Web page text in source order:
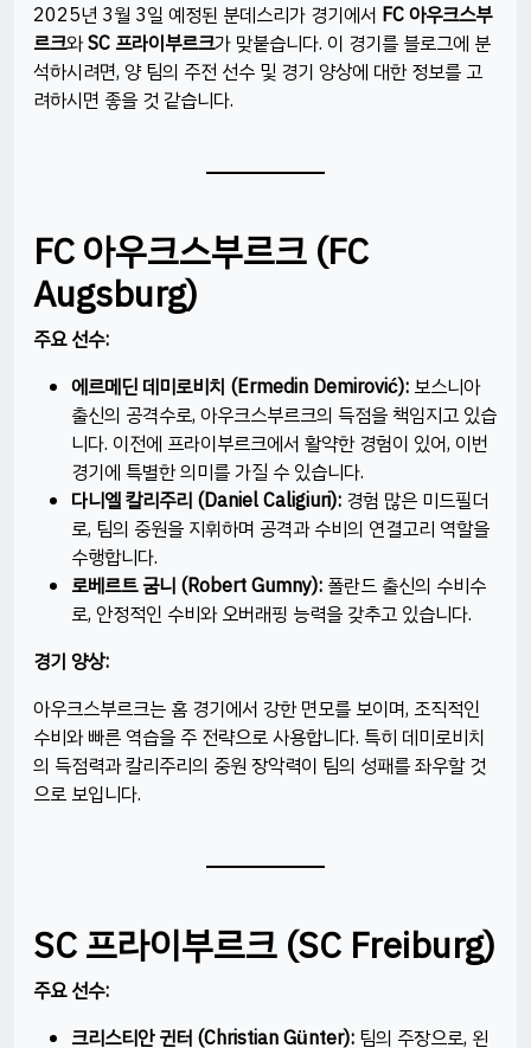
2025년 3월 3일 예정된 분데스리가 경기에서 FC 아우크스부
르크와SC 프라이부르크가 맞붙습니다. 이 경기를 블로그에 분
석하시려면, 양 팀의 주전 선수 및 경기 양상에 대한 정보를 고
려하시면 좋을 것 같습니다.​
FC 아우크스부르크 (FC
Augsburg)
주요 선수:
에르메딘 데미로비치 (Ermedin Demirović): 보스니아
출신의 공격수로, 아우크스부르크의 득점을 책임지고 있습
니다. 이전에 프라이부르크에서 활약한 경험이 있어, 이번
경기에 특별한 의미를 가질 수 있습니다.​
다니엘 칼리주리 (Daniel Caligiuri): 경험 많은 미드필더
로, 팀의 중원을 지휘하며 공격과 수비의 연결고리 역할을
수행합니다.​
로베르트 굼니 (Robert Gumny): 폴란드 출신의 수비수
로, 안정적인 수비와 오버래핑 능력을 갖추고 있습니다.​
경기 양상:
아우크스부르크는 홈 경기에서 강한 면모를 보이며, 조직적인
수비와 빠른 역습을 주 전략으로 사용합니다. 특히 데미로비치
의 득점력과 칼리주리의 중원 장악력이 팀의 성패를 좌우할 것
으로 보입니다.​
SC 프라이부르크 (SC Freiburg)
주요 선수:
크리스티안 귄터 (Christian Günter): 팀의 주장으로, 왼